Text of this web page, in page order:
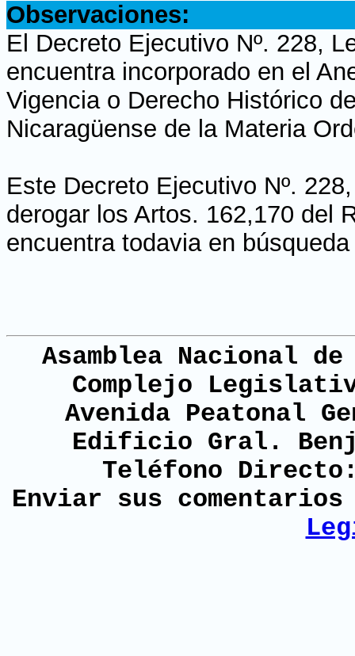
Observaciones:
El Decreto Ejecutivo Nº. 228,
encuentra incorporado en el
Vigencia o Derecho Histórico
Nicaragüense de la Materia
Este Decreto Ejecutivo Nº.
derogar los Artos. 162,170 del
encuentra todavia en
Asamblea Nacional
Complejo
Avenida Peatonal
Edificio Gral.
Teléfono
Enviar sus